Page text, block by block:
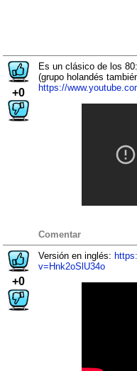
+0
Es un clásico de los
(grupo holandés
https://
Comentar
+0
Versión en inglés:
v=Hnk2oSlU34o